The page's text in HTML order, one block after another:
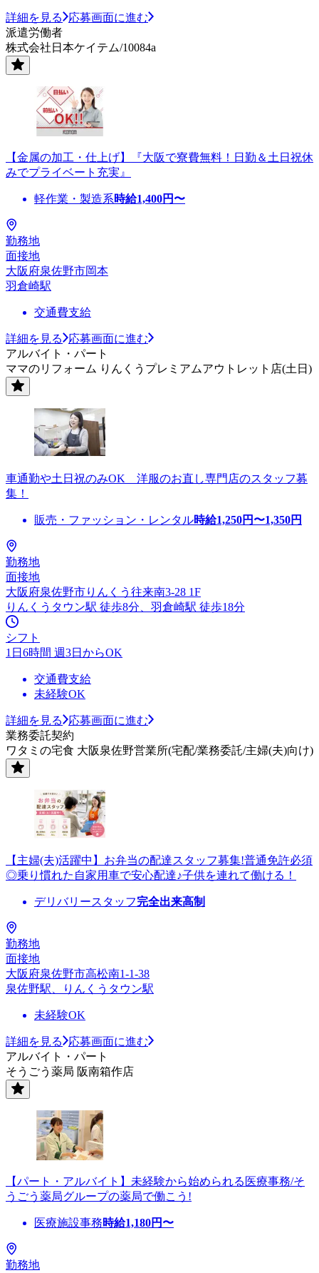
詳細を見る
応募画面に進む
派遣労働者
株式会社日本ケイテム/10084a
【金属の加工・仕上げ】『大阪で寮費無料！日勤＆土日祝休
みでプライベート充実』
軽作業・製造系時給1,400円〜
勤務地
面接地
大阪府泉佐野市岡本
羽倉崎駅
交通費支給
詳細を見る
応募画面に進む
アルバイト・パート
ママのリフォーム りんくうプレミアムアウトレット店(土日)
車通勤や土日祝のみOK 洋服のお直し専門店のスタッフ募
集！
販売・ファッション・レンタル時給1,250円〜1,350円
勤務地
面接地
大阪府泉佐野市りんくう往来南3-28 1F
りんくうタウン駅 徒歩8分、羽倉崎駅 徒歩18分
シフト
1日6時間 週3日からOK
交通費支給
未経験OK
詳細を見る
応募画面に進む
業務委託契約
ワタミの宅食 大阪泉佐野営業所(宅配/業務委託/主婦(夫)向け)
【主婦(夫)活躍中】お弁当の配達スタッフ募集!普通免許必須
◎乗り慣れた自家用車で安心配達♪子供を連れて働ける！
デリバリースタッフ完全出来高制
勤務地
面接地
大阪府泉佐野市高松南1-1-38
泉佐野駅、りんくうタウン駅
未経験OK
詳細を見る
応募画面に進む
アルバイト・パート
そうごう薬局 阪南箱作店
【パート・アルバイト】未経験から始められる医療事務/そ
うごう薬局グループの薬局で働こう!
医療施設事務時給1,180円〜
勤務地